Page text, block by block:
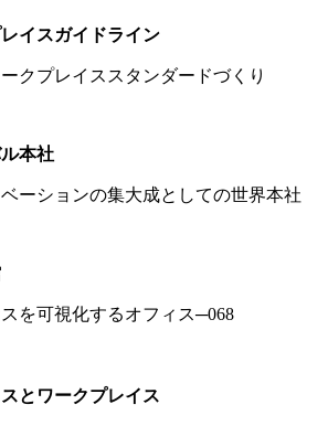
イスガイドライン
クプレイススタンダードづくり
本社
ーションの集大成としての世界本社
を可視化するオフィス─068
とワークプレイス